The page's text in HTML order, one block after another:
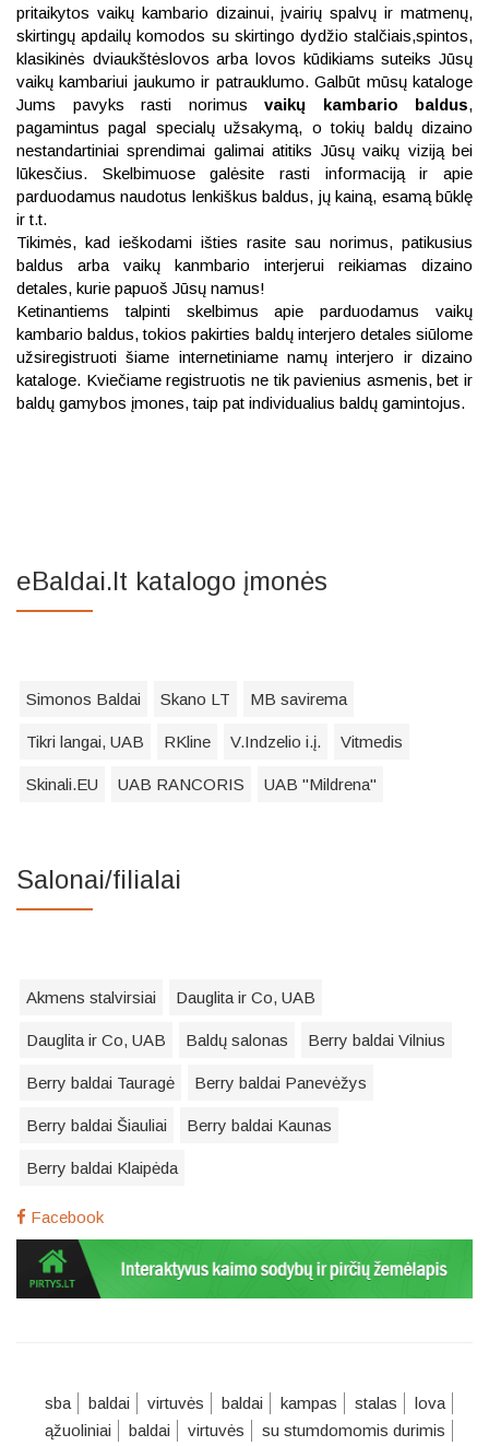
pritaikytos vaikų kambario dizainui, įvairių spalvų ir matmenų,
skirtingų apdailų komodos su skirtingo dydžio stalčiais,spintos,
klasikinės dviaukštėslovos arba lovos kūdikiams suteiks Jūsų
vaikų kambariui jaukumo ir patrauklumo. Galbūt mūsų kataloge
Jums pavyks rasti norimus vaikų kambario baldus,
pagamintus pagal specialų užsakymą, o tokių baldų dizaino
nestandartiniai sprendimai galimai atitiks Jūsų vaikų viziją bei
lūkesčius. Skelbimuose galėsite rasti informaciją ir apie
parduodamus naudotus lenkiškus baldus, jų kainą, esamą būklę
ir t.t.
Tikimės, kad ieškodami išties rasite sau norimus, patikusius
baldus arba vaikų kanmbario interjerui reikiamas dizaino
detales, kurie papuoš Jūsų namus!
Ketinantiems talpinti skelbimus apie parduodamus vaikų
kambario baldus, tokios pakirties baldų interjero detales siūlome
užsiregistruoti šiame internetiniame namų interjero ir dizaino
kataloge. Kviečiame registruotis ne tik pavienius asmenis, bet ir
baldų gamybos įmones, taip pat individualius baldų gamintojus.
eBaldai.lt katalogo įmonės
Simonos Baldai Skano LT MB savirema
Tikri langai, UAB RKline V.Indzelio i.į. Vitmedis
Skinali.EU UAB RANCORIS UAB "Mildrena"
Salonai/filialai
Akmens stalvirsiai Dauglita ir Co, UAB
Dauglita ir Co, UAB Baldų salonas Berry baldai Vilnius
Berry baldai Tauragė Berry baldai Panevėžys
Berry baldai Šiauliai Berry baldai Kaunas
Berry baldai Klaipėda
Facebook
sba baldai virtuvės baldai kampas stalas
lova
ąžuoliniai
baldai virtuvės su stumdomomis durimis